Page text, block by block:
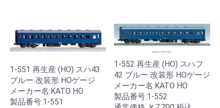
1-551 再生産 (HO) スハ43
ブルー 改装形 HOゲージ
メーカー名:KATO HO
製品番号:1-551
1-552 再生産 (HO) スハフ
42 ブルー 改装形 HOゲージ
メーカー名:KATO HO
製品番号:1-552